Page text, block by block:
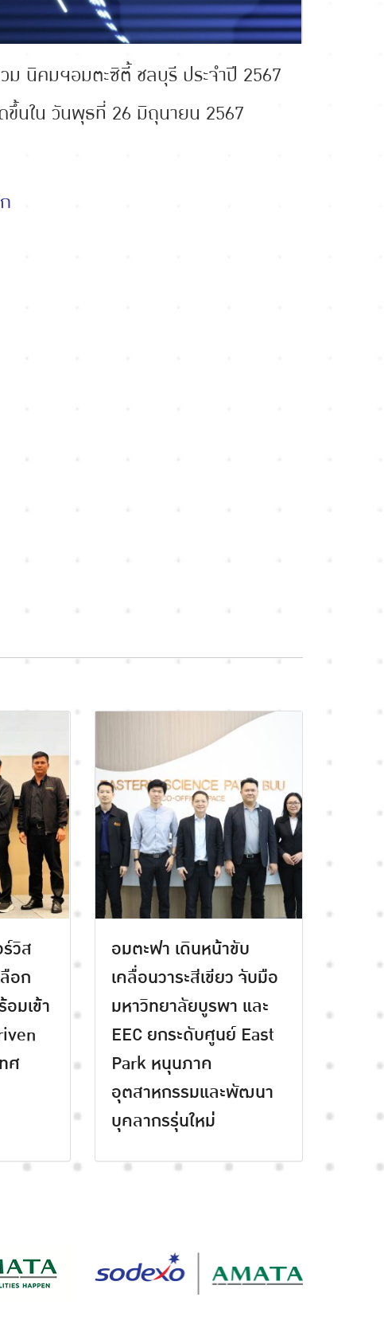
ม นิคมฯอมตะซิตี้ ชลบุรี ประจำปี 2567
ขึ้นใน วันพุธที่ 26 มิถุนายน 2567
วิส
อก
มเข้า
ศ
อมตะฟา เดินหน้าขับ
เคลื่อนวาระสีเขียว จับมือ
มหาวิทยาลัยบูรพา และ
EEC ยกระดับศูนย์ East
Park หนุนภาค
อุตสาหกรรมและพัฒนา
บุคลากรรุ่นใหม่